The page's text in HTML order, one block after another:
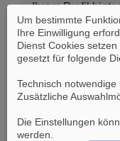
Ihrem Profil
Registrierung
Ihrem
Um bestimmte
Ihre Einwilligung
Dienst Cookies
gesetzt für folgende
Technisch
Zusätzliche
Die Einstellungen
werden.